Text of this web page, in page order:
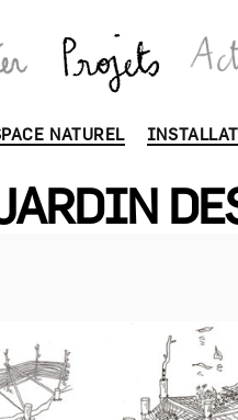
NATUREL